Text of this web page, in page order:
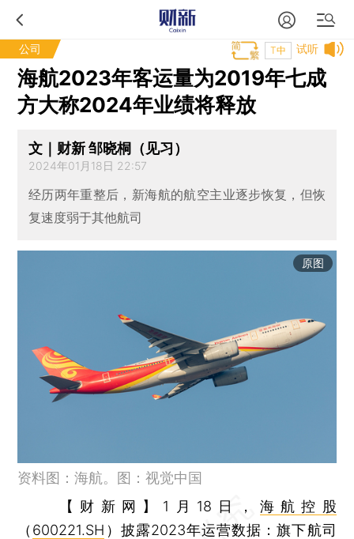
公司 试听
T中
海航2023年客运量为2019年七成
方大称2024年业绩将释放
文｜财新 邹晓桐（见习）
2024年01月18日 22:57
经历两年重整后，新海航的航空主业逐步恢复，但恢
复速度弱于其他航司
原图
资料图：海航。图：视觉中国
【财新网】 1月18日， 海航控股
（ 600221.SH ）披露2023年运营数据：旗下航司